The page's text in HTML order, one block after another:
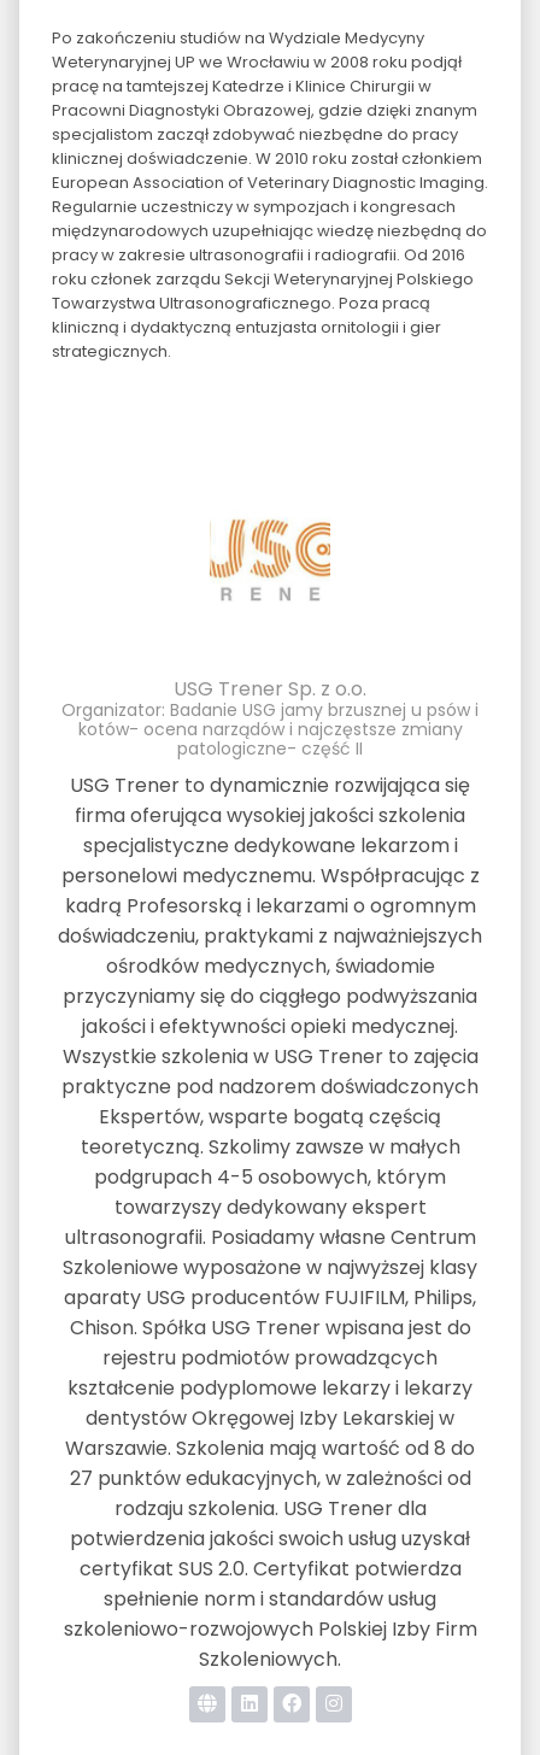
Po zakończeniu studiów na Wydziale Medycyny
Weterynaryjnej UP we Wrocławiu w 2008 roku podjął
pracę na tamtejszej Katedrze i Klinice Chirurgii w
Pracowni Diagnostyki Obrazowej, gdzie dzięki znanym
specjalistom zaczął zdobywać niezbędne do pracy
klinicznej doświadczenie. W 2010 roku został członkiem
European Association of Veterinary Diagnostic Imaging.
Regularnie uczestniczy w sympozjach i kongresach
międzynarodowych uzupełniając wiedzę niezbędną do
pracy w zakresie ultrasonografii i radiografii. Od 2016
roku członek zarządu Sekcji Weterynaryjnej Polskiego
Towarzystwa Ultrasonograficznego. Poza pracą
kliniczną i dydaktyczną entuzjasta ornitologii i gier
strategicznych.
USG Trener Sp. z o.o.
Organizator: Badanie USG jamy brzusznej u psów i
kotów- ocena narządów i najczęstsze zmiany
patologiczne- część II
USG Trener to dynamicznie rozwijająca się
firma oferująca wysokiej jakości szkolenia
specjalistyczne dedykowane lekarzom i
personelowi medycznemu. Współpracując z
kadrą Profesorską i lekarzami o ogromnym
doświadczeniu, praktykami z najważniejszych
ośrodków medycznych, świadomie
przyczyniamy się do ciągłego podwyższania
jakości i efektywności opieki medycznej.
Wszystkie szkolenia w USG Trener to zajęcia
praktyczne pod nadzorem doświadczonych
Ekspertów, wsparte bogatą częścią
teoretyczną. Szkolimy zawsze w małych
podgrupach 4-5 osobowych, którym
towarzyszy dedykowany ekspert
ultrasonografii. Posiadamy własne Centrum
Szkoleniowe wyposażone w najwyższej klasy
aparaty USG producentów FUJIFILM, Philips,
Chison. Spółka USG Trener wpisana jest do
rejestru podmiotów prowadzących
kształcenie podyplomowe lekarzy i lekarzy
dentystów Okręgowej Izby Lekarskiej w
Warszawie. Szkolenia mają wartość od 8 do
27 punktów edukacyjnych, w zależności od
rodzaju szkolenia. USG Trener dla
potwierdzenia jakości swoich usług uzyskał
certyfikat SUS 2.0. Certyfikat potwierdza
spełnienie norm i standardów usług
szkoleniowo-rozwojowych Polskiej Izby Firm
Szkoleniowych.